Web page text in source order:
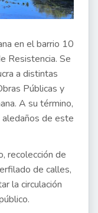
en el barrio 10
Resistencia. Se
a distintas
Públicas y
A su término,
de este
recolección de
de calles,
la circulación